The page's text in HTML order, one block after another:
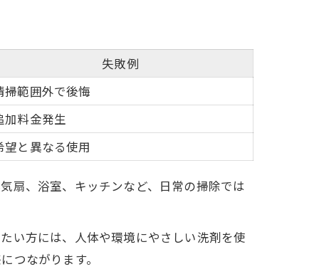
失敗例
掃範囲外で後悔
加料金発生
望と異なる使用
扇、浴室、キッチンなど、日常の掃除では
い方には、人体や環境にやさしい洗剤を使
つながります。